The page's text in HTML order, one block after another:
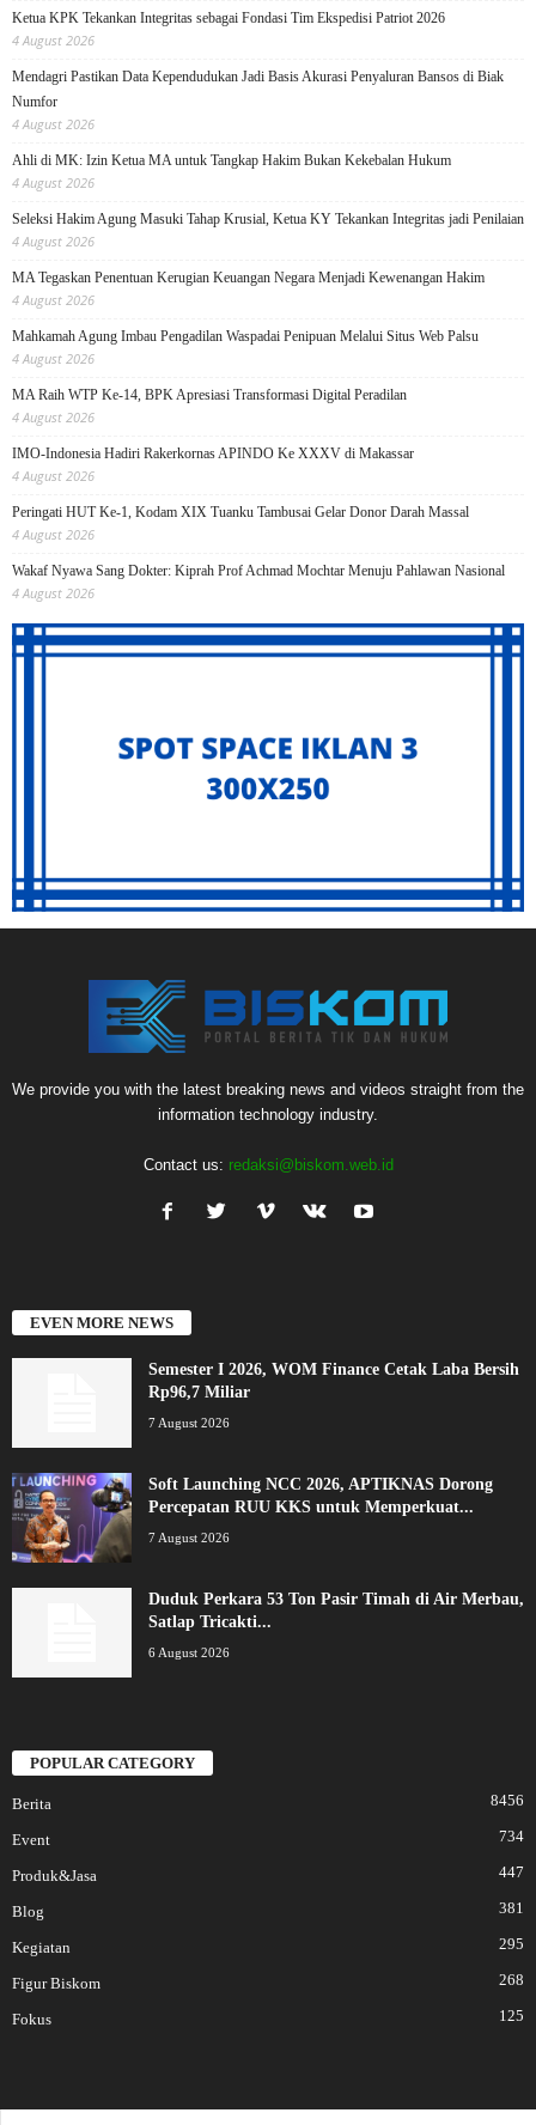
Ketua KPK Tekankan Integritas sebagai Fondasi Tim Ekspedisi Patriot 2026
4 August 2026
Mendagri Pastikan Data Kependudukan Jadi Basis Akurasi Penyaluran Bansos di Biak
Numfor
4 August 2026
Ahli di MK: Izin Ketua MA untuk Tangkap Hakim Bukan Kekebalan Hukum
4 August 2026
Seleksi Hakim Agung Masuki Tahap Krusial, Ketua KY Tekankan Integritas jadi Penilaian
4 August 2026
MA Tegaskan Penentuan Kerugian Keuangan Negara Menjadi Kewenangan Hakim
4 August 2026
Mahkamah Agung Imbau Pengadilan Waspadai Penipuan Melalui Situs Web Palsu
4 August 2026
MA Raih WTP Ke-14, BPK Apresiasi Transformasi Digital Peradilan
4 August 2026
IMO-Indonesia Hadiri Rakerkornas APINDO Ke XXXV di Makassar
4 August 2026
Peringati HUT Ke-1, Kodam XIX Tuanku Tambusai Gelar Donor Darah Massal
4 August 2026
Wakaf Nyawa Sang Dokter: Kiprah Prof Achmad Mochtar Menuju Pahlawan Nasional
4 August 2026
We provide you with the latest breaking news and videos straight from the
information technology industry.
Contact us: redaksi@biskom.web.id
EVEN MORE NEWS
Semester I 2026, WOM Finance Cetak Laba Bersih
Rp96,7 Miliar
7 August 2026
Soft Launching NCC 2026, APTIKNAS Dorong
Percepatan RUU KKS untuk Memperkuat...
7 August 2026
Duduk Perkara 53 Ton Pasir Timah di Air Merbau,
Satlap Tricakti...
6 August 2026
POPULAR CATEGORY
Berita 8456
Event 734
Produk&Jasa 447
Blog 381
Kegiatan 295
Figur Biskom 268
Fokus 125